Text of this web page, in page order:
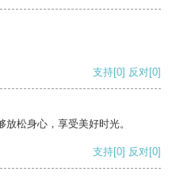
支持[0] 反对[0]
松身心，享受美好时光。
支持[0] 反对[0]